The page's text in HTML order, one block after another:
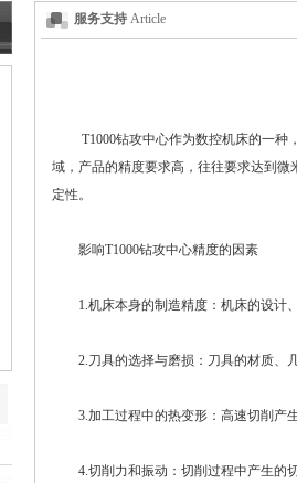
服务支持 Article
T1000钻攻中心作为数控机床的一种，
域，产品的精度要求高，往往要求达到
定性。
影响T1000钻攻中心精度的因素
1.机床本身的制造精度：机床的设计
2.刀具的选择与磨损：刀具的材质、
3.加工过程中的热变形：高速切削产
4.切削力和振动：切削过程中产生的